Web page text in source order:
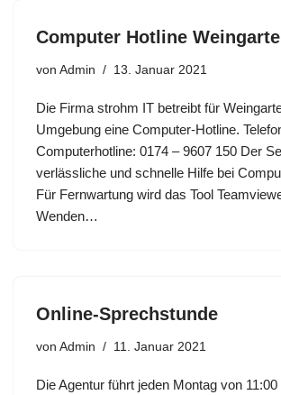
Computer Hotline
von Admin 13. Januar 2021
Die Firma strohm IT betreibt für
Umgebung eine Computer-Hotline.
Computerhotline: 0174 – 9607 150 Der
verlässliche und schnelle Hilfe bei
Für Fernwartung wird das Tool
Wenden…
Online-Sprechstunde
von Admin 11. Januar 2021
Die Agentur führt jeden Montag von